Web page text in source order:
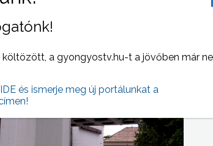
(2022-12-20 )
költözött, a gyongyostv.hu-t a jövőben már
és ismerje meg új portálunkat a